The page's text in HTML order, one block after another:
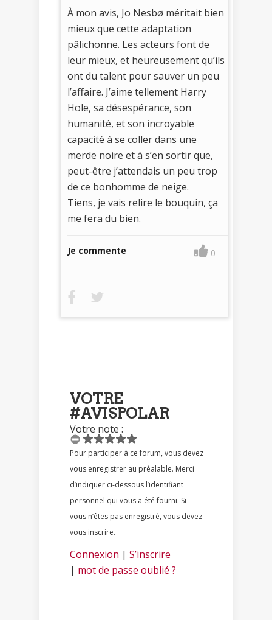
À mon avis, Jo Nesbø méritait bien
mieux que cette adaptation
pâlichonne. Les acteurs font de
leur mieux, et heureusement qu’ils
ont du talent pour sauver un peu
l’affaire. J’aime tellement Harry
Hole, sa désespérance, son
humanité, et son incroyable
capacité à se coller dans une
merde noire et à s’en sortir que,
peut-être j’attendais un peu trop
de ce bonhomme de neige.
Tiens, je vais relire le bouquin, ça
me fera du bien.
Je commente 0
VOTRE
#AVISPOLAR
Votre note :
Pour participer à ce forum, vous devez
vous enregistrer au préalable. Merci
d’indiquer ci-dessous l’identifiant
personnel qui vous a été fourni. Si
vous n’êtes pas enregistré, vous devez
vous inscrire.
Connexion | S’inscrire
| mot de passe oublié ?